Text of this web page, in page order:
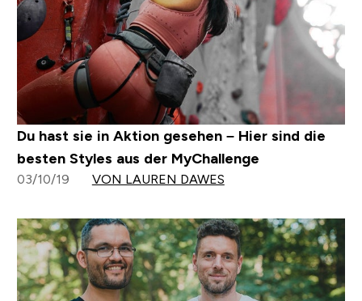
Du hast sie in Aktion gesehen – Hier sind die
besten Styles aus der MyChallenge
03/10/19 VON LAUREN DAWES